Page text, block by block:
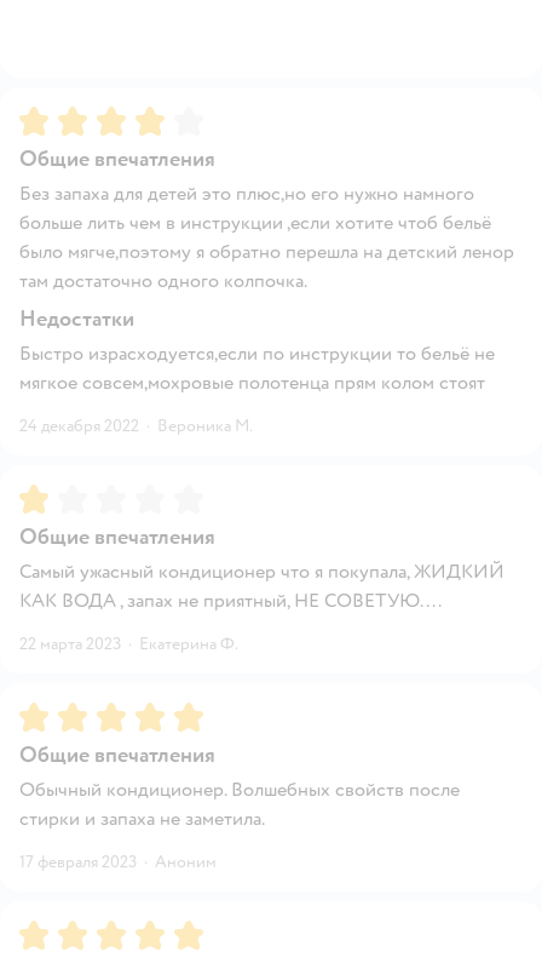
Рейтинг:4
Общие впечатления
Без запаха для детей это плюс,но его нужно намного
больше лить чем в инструкции ,если хотите чтоб бельё
было мягче,поэтому я обратно перешла на детский ленор
там достаточно одного колпочка.
Недостатки
Быстро израсходуется,если по инструкции то бельё не
мягкое совсем,мохровые полотенца прям колом стоят
24 декабря 2022 · Вероника М.
Рейтинг:
Общие впечатления
Самый ужасный кондиционер что я покупала, ЖИДКИЙ
КАК ВОДА , запах не приятный, НЕ СОВЕТУЮ....
22 марта 2023 · Екатерина Ф.
Рейтинг:5
Общие впечатления
Обычный кондиционер. Волшебных свойств после
стирки и запаха не заметила.
17 февраля 2023 · Аноним
Рейтинг:5